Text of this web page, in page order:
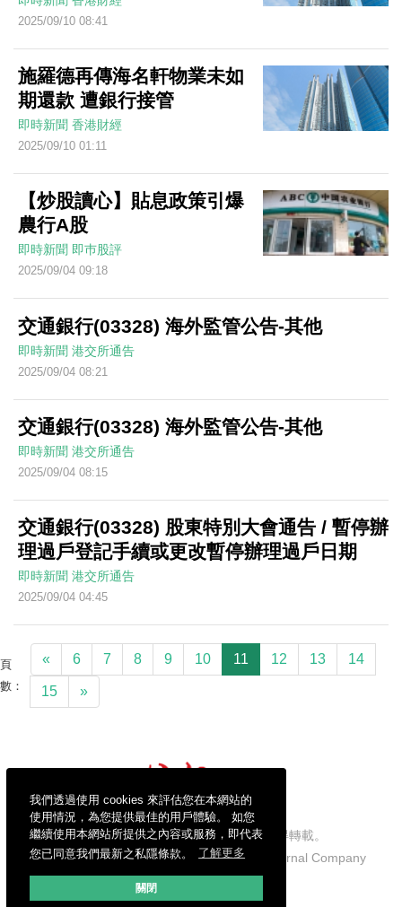
我們透過使用 cookies 來評估您在本網站的
使用情況，為您提供最佳的用戶體驗。 如您
繼續使用本網站所提供之內容或服務，即代表
您已同意我們最新之私隱條款。
了解更多
關閉
2025/09/10 08:41
施羅德再傳海名軒物業未如
期還款 遭銀行接管
即時新聞 香港財經
2025/09/10 01:11
【炒股讀心】貼息政策引爆
農行A股
即時新聞 即巿股評
2025/09/04 09:18
交通銀行(03328) 海外監管公告-其他
即時新聞 港交所通告
2025/09/04 08:21
交通銀行(03328) 海外監管公告-其他
即時新聞 港交所通告
2025/09/04 08:15
交通銀行(03328) 股東特別大會通告 / 暫停辦
理過戶登記手續或更改暫停辦理過戶日期
即時新聞 港交所通告
2025/09/04 04:45
頁
數：
« 6 7 8 9 10 11 12 13 14
15 »
信報財經新聞有限公司版權所有，不得轉載。
Copyright © 2026 Hong Kong Economic Journal Company
Limited. All rights reserved.